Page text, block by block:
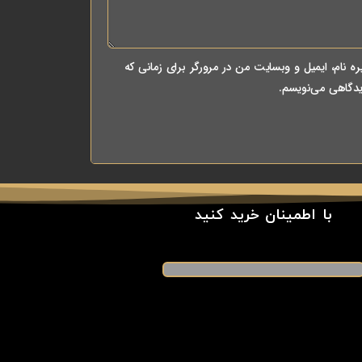
نام، ایمیل و وبسایت من در مرورگر برای زمانی که
می‌نویسم.
با اطمینان خرید کنید